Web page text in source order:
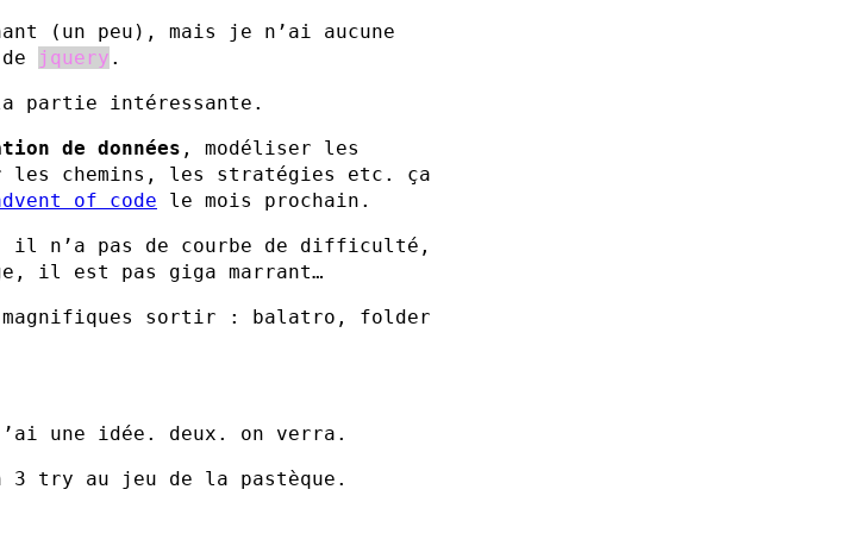
(un peu), mais je n’ai aucune
jquery .
partie intéressante.
de données , modéliser les
les chemins, les stratégies etc. ça
of code le mois prochain.
il n’a pas de courbe de difficulté,
il est pas giga marrant…
sortir : balatro, folder
une idée. deux. on verra.
try au jeu de la pastèque.